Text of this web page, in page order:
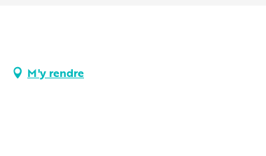
M'y rendre